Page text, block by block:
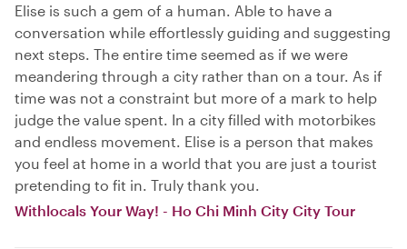
Elise is such a gem of a human. Able to have a
conversation while effortlessly guiding and suggesting
next steps. The entire time seemed as if we were
meandering through a city rather than on a tour. As if
time was not a constraint but more of a mark to help
judge the value spent. In a city filled with motorbikes
and endless movement. Elise is a person that makes
you feel at home in a world that you are just a tourist
pretending to fit in. Truly thank you.
Withlocals Your Way! - Ho Chi Minh City City Tour